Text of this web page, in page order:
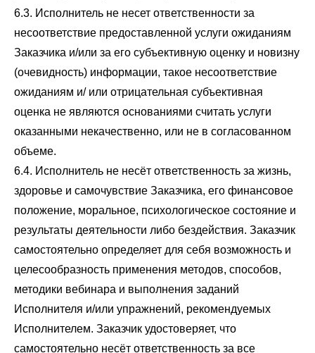
6.3. Исполнитель не несет ответственности за
несоответствие предоставленной услуги ожиданиям
Заказчика и/или за его субъективную оценку и новизну
(очевидность) информации, такое несоответствие
ожиданиям и/ или отрицательная субъективная
оценка не являются основаниями считать услуги
оказанными некачественно, или не в согласованном
объеме.
6.4. Исполнитель не несёт ответственность за жизнь,
здоровье и самочувствие Заказчика, его финансовое
положение, моральное, психологическое состояние и
результаты деятельности либо бездействия. Заказчик
самостоятельно определяет для себя возможность и
целесообразность применения методов, способов,
методики вебинара и выполнения заданий
Исполнителя и/или упражнений, рекомендуемых
Исполнителем. Заказчик удостоверяет, что
самостоятельно несёт ответственность за все